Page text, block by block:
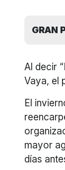
GRAN
Al decir
Vaya, el
El
mayor
días